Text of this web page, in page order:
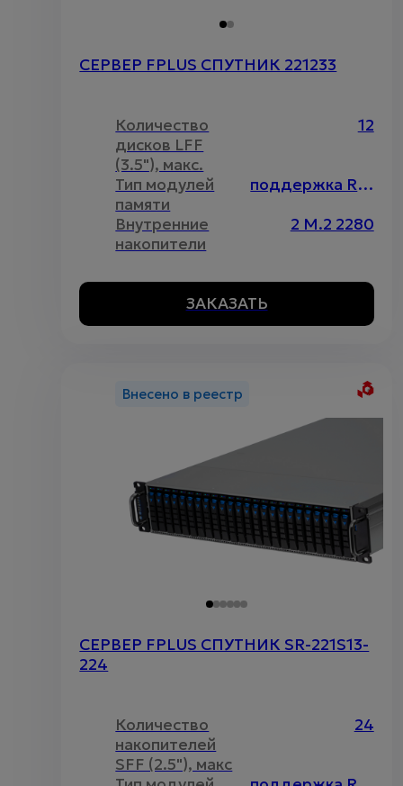
СЕРВЕР FPLUS СПУТНИК 221233
Количество
дисков LFF
(3.5"), макс.
12
Тип модулей
памяти
поддержка RDIMM\LRDIMM, максимальный объём до 4096Гб
Внутренние
накопители
2 M.2 2280
ЗАКАЗАТЬ
Внесено в реестр
СЕРВЕР FPLUS СПУТНИК SR-221S13-
224
Количество
накопителей
SFF (2.5"), макс
24